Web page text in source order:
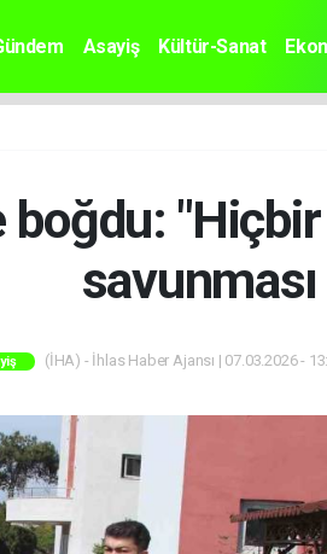
Asayiş Kültür-Sanat
boğdu:
savunması
(İHA) - İhlas Haber Ajansı | 07.03.2026 -